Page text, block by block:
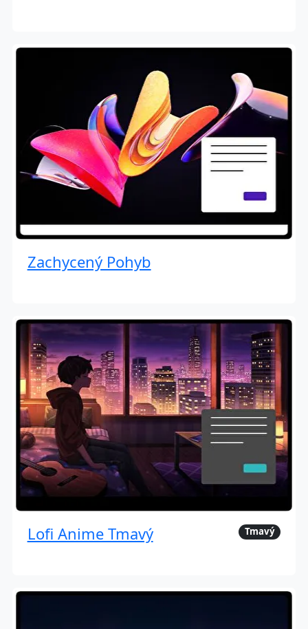
Zachycený Pohyb
Lofi Anime Tmavý Tmavý